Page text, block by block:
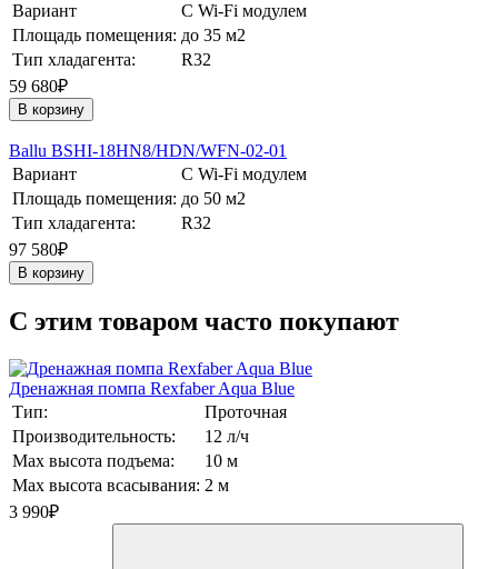
Вариант
С Wi-Fi модулем
Площадь помещения: до 35 м2
Тип хладагента:
R32
59 680₽
В корзину
Ballu BSHI-18HN8/HDN/WFN-02-01
Вариант
С Wi-Fi модулем
Площадь помещения: до 50 м2
Тип хладагента:
R32
97 580₽
В корзину
C этим товаром часто покупают
Дренажная помпа Rexfaber Aqua Blue
Тип:
Проточная
Производительность:
12 л/ч
Max высота подъема:
10 м
Max высота всасывания: 2 м
3 990₽